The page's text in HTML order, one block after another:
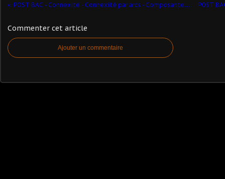
POST BAC - Connexité - Connexité par arcs - Composantes connexes et applications - Exercice 12.1
Commenter cet article
Ajouter un commentaire